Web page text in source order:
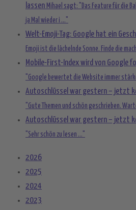
lassen Mihael sagt: "Das Feature für die
ja Mal wieder i ..."
Welt-Emoji-Tag: Google hat ein
Emoji ist die lächelnde Sonne. Finde die
Mobile-First-Index wird von Google
"Google bewertet die Website immer
Autoschlüssel war gestern – jetzt
"Gute Themen und schön geschrieben.
Autoschlüssel war gestern – jetzt
"Sehr schön zu lesen ..."
2026
2025
2024
2023